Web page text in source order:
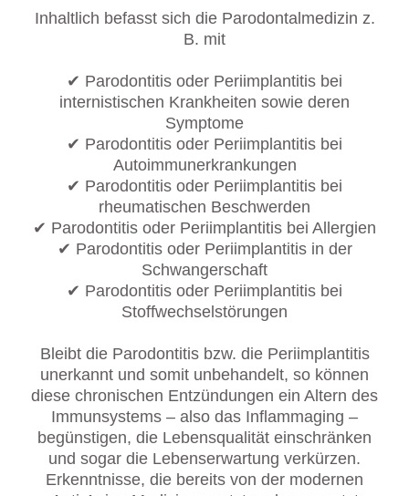
Inhaltlich befasst sich die Parodontalmedizin z.
B. mit
✔ Parodontitis oder Periimplantitis bei
internistischen Krankheiten sowie deren
Symptome
✔ Parodontitis oder Periimplantitis bei
Autoimmunerkrankungen
✔ Parodontitis oder Periimplantitis bei
rheumatischen Beschwerden
✔ Parodontitis oder Periimplantitis bei Allergien
✔ Parodontitis oder Periimplantitis in der
Schwangerschaft
✔ Parodontitis oder Periimplantitis bei
Stoffwechselstörungen
Bleibt die Parodontitis bzw. die Periimplantitis
unerkannt und somit unbehandelt, so können
diese chronischen Entzündungen ein Altern des
Immunsystems – also das Inflammaging –
begünstigen, die Lebensqualität einschränken
und sogar die Lebenserwartung verkürzen.
Erkenntnisse, die bereits von der modernen